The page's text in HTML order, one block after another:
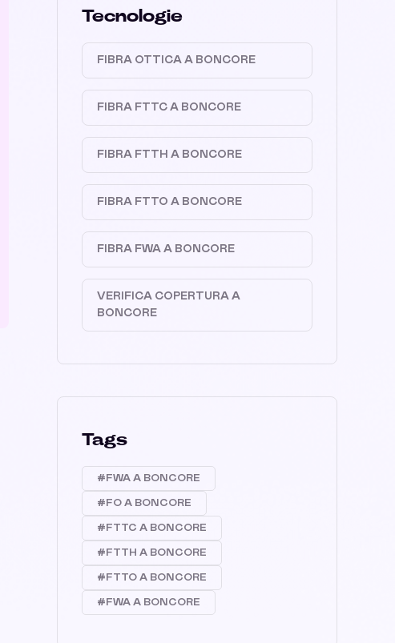
Tecnologie
FIBRA OTTICA A BONCORE
FIBRA FTTC A BONCORE
FIBRA FTTH A BONCORE
FIBRA FTTO A BONCORE
FIBRA FWA A BONCORE
VERIFICA COPERTURA A
BONCORE
Tags
#FWA A BONCORE
#FO A BONCORE
#FTTC A BONCORE
#FTTH A BONCORE
#FTTO A BONCORE
#FWA A BONCORE